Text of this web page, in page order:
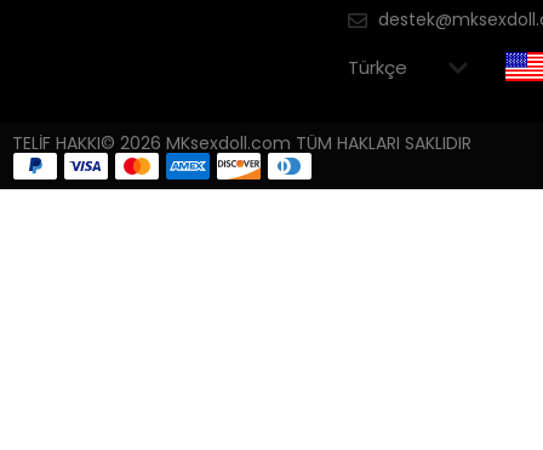
TELİF HAKKI© 2026 MKsexdoll.com TÜM HAKLARI SAKLIDIR